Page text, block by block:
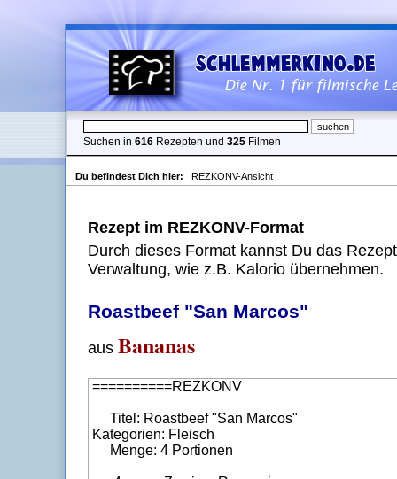
Suchen in 616 Rezepten und 325 Filmen
Du befindest Dich hier: REZKONV-Ansicht
Rezept im REZKONV-Format
Durch dieses Format kannst Du das
Verwaltung, wie z.B. Kalorio übernehmen.
Roastbeef "San Marcos"
aus Bananas